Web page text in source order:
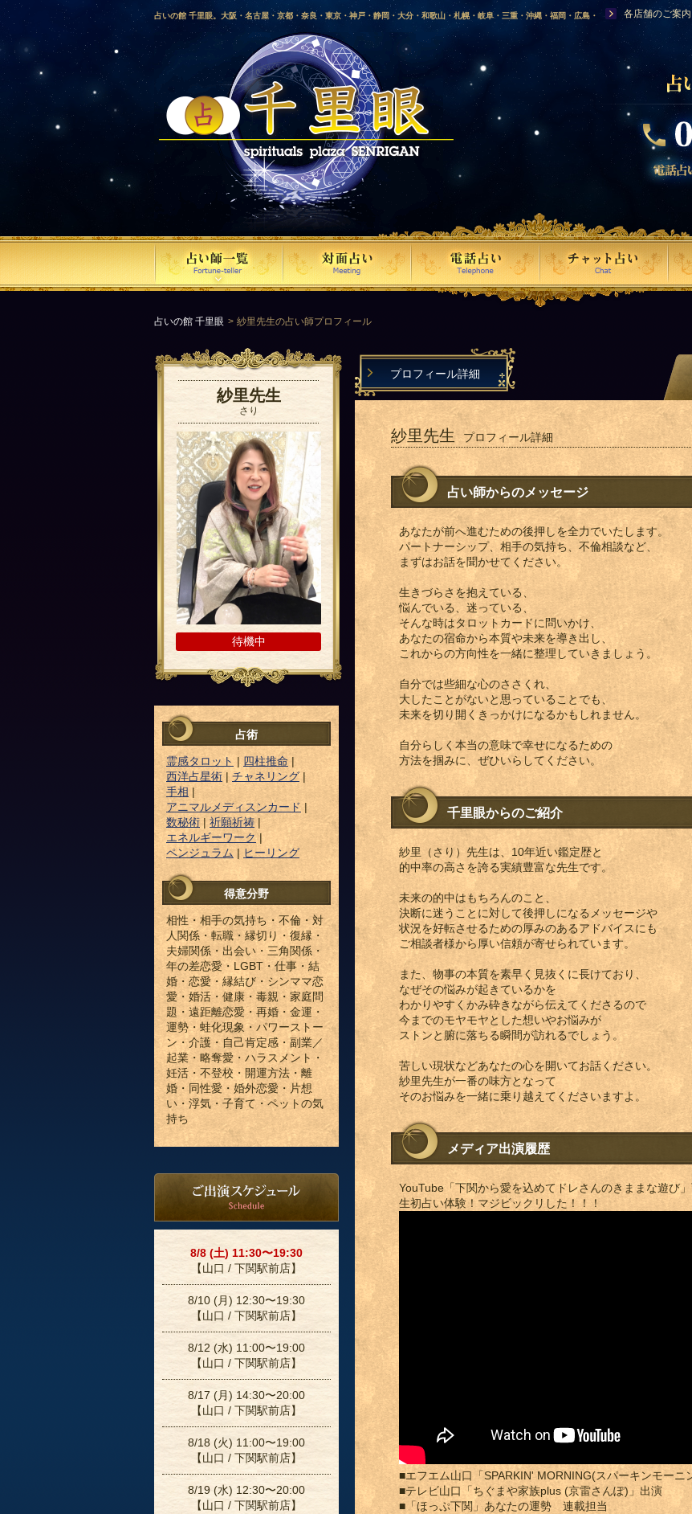
占いの館 千里眼。大阪・名古屋・京都・奈良・東京・神戸・静岡・大分・和歌山・札幌・岐阜・三重・沖縄・福岡・広島・
愛媛・鹿児島・徳島・香川・山形・岡山・横浜・千葉・福島・岩手・高知・熊本・群馬・滋賀・福井・仙台・山口・宮崎・山
梨・長野・埼玉・茨城・栃木・金沢・佐賀・長崎・鳥取・富山・新潟・秋田・青森・島根に店舗を構える、口コミで評判の人
気占い師による占い。
各店舗のご案内
占いの館 千里眼 紗里先生の占い師プロフィール
紗里先生
さり
待機中
占術
霊感タロット | 四柱推命 |
西洋占星術 | チャネリング|
手相 |
アニマルメディスンカード |
数秘術 | 祈願祈祷 |
エネルギーワーク|
ペンジュラム | ヒーリング
得意分野
相性・相手の気持ち・不倫・対
人関係・転職・縁切り・復縁・
夫婦関係・出会い・三角関係・
年の差恋愛・LGBT・仕事・結
婚・恋愛・縁結び・シンママ恋
愛・婚活・健康・毒親・家庭問
題・遠距離恋愛・再婚・金運・
運勢・蛙化現象・パワーストー
ン・介護・自己肯定感・副業／
起業・略奪愛・ハラスメント・
妊活・不登校・開運方法・離
婚・同性愛・婚外恋愛・片想
い・浮気・子育て・ペットの気
持ち
8/8 (土) 11:30〜19:30
【山口 / 下関駅前店】
8/10 (月) 12:30〜19:30
【山口 / 下関駅前店】
8/12 (水) 11:00〜19:00
【山口 / 下関駅前店】
8/17 (月) 14:30〜20:00
【山口 / 下関駅前店】
8/18 (火) 11:00〜19:00
【山口 / 下関駅前店】
8/19 (水) 12:30〜20:00
【山口 / 下関駅前店】
プロフィール詳細
紗里先生 プロフィール詳細
占い師からのメッセージ
あなたが前へ進むための後押しを全力でいたします。
パートナーシップ、相手の気持ち、不倫相談など、
まずはお話を聞かせてください。
生きづらさを抱えている、
悩んでいる、迷っている、
そんな時はタロットカードに問いかけ、
あなたの宿命から本質や未来を導き出し、
これからの方向性を一緒に整理していきましょう。
自分では些細な心のささくれ、
大したことがないと思っていることでも、
未来を切り開くきっかけになるかもしれません。
自分らしく本当の意味で幸せになるための
方法を掴みに、ぜひいらしてください。
千里眼からのご紹介
紗里（さり）先生は、10年近い鑑定歴と
的中率の高さを誇る実績豊富な先生です。
未来の的中はもちろんのこと、
決断に迷うことに対して後押しになるメッセージや
状況を好転させるための厚みのあるアドバイスにも
ご相談者様から厚い信頼が寄せられています。
また、物事の本質を素早く見抜くに長けており、
なぜその悩みが起きているかを
わかりやすくかみ砕きながら伝えてくださるので
今までのモヤモヤとした想いやお悩みが
ストンと腑に落ちる瞬間が訪れるでしょう。
苦しい現状などあなたの心を開いてお話ください。
紗里先生が一番の味方となって
そのお悩みを一緒に乗り越えてくださいますよ。
メディア出演履歴
YouTube「下関から愛を込めてドレさんのきままな遊び
生初占い体験！マジビックリした！！！
■エフエム山口「SPARKIN' MORNING(スパーキンモーニ
■テレビ山口「ちぐまや家族plus (京雷さんぽ)」出演
■「ほっぷ下関」あなたの運勢 連載担当